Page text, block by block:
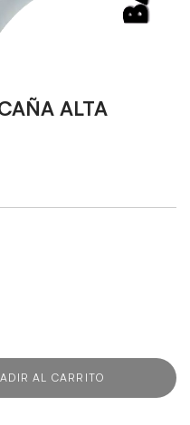
ALTA
AL CARRITO